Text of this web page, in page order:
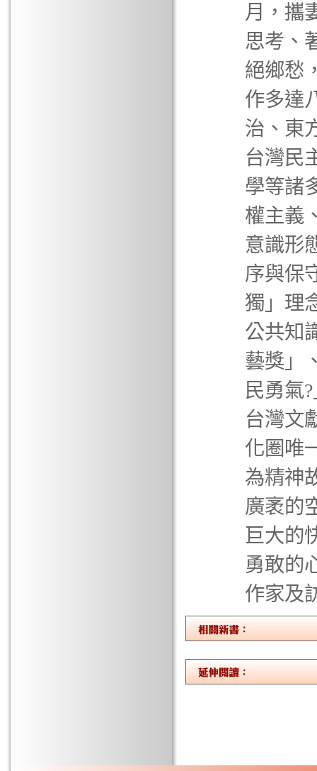
月，攜
思考、
絕鄉愁
作多達
治、東
台灣民
學等諸
權主義
意識形
序與保
獨」理
公共知
藝獎」
民勇氣
台灣文
化圈唯
為精神
廣袤的
巨大的
勇敢的
作家及